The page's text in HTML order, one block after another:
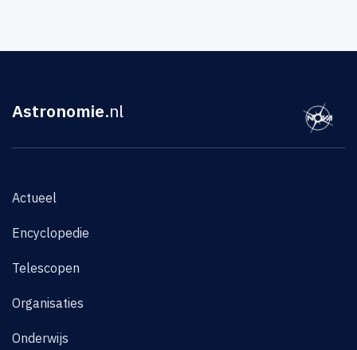
Astronomie.nl
Actueel
Encyclopedie
Telescopen
Organisaties
Onderwijs